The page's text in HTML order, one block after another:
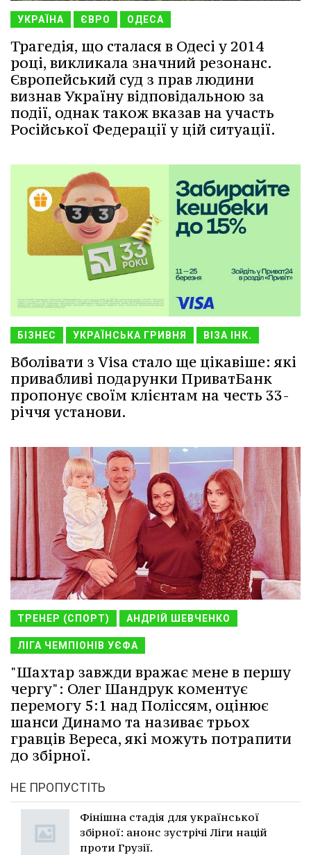
УКРАЇНА ЄВРО ОДЕСА
Трагедія, що сталася в Одесі у 2014
році, викликала значний резонанс.
Європейський суд з прав людини
визнав Україну відповідальною за
події, однак також вказав на участь
Російської Федерації у цій ситуації.
БІЗНЕС УКРАЇНСЬКА ГРИВНЯ ВІЗА ІНК.
Вболівати з Visa стало ще цікавіше: які
привабливі подарунки ПриватБанк
пропонує своїм клієнтам на честь 33-
річчя установи.
ТРЕНЕР (СПОРТ) АНДРІЙ ШЕВЧЕНКО
ЛІГА ЧЕМПІОНІВ УЄФА
"Шахтар завжди вражає мене в першу
чергу": Олег Шандрук коментує
перемогу 5:1 над Поліссям, оцінює
шанси Динамо та називає трьох
гравців Вереса, які можуть потрапити
до збірної.
НЕ ПРОПУСТІТЬ
Фінішна стадія для української
збірної: анонс зустрічі Ліги націй
проти Грузії.